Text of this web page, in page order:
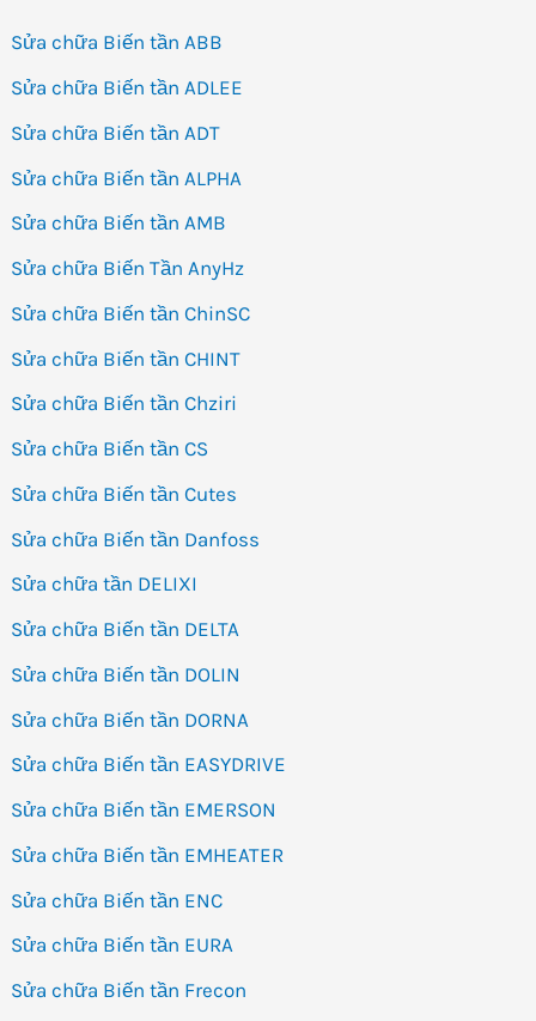
Sửa chữa Biến tần ABB
Sửa chữa Biến tần ADLEE
Sửa chữa Biến tần ADT
Sửa chữa Biến tần ALPHA
Sửa chữa Biến tần AMB
Sửa chữa Biến Tần AnyHz
Sửa chữa Biến tần ChinSC
Sửa chữa Biến tần CHINT
Sửa chữa Biến tần Chziri
Sửa chữa Biến tần CS
Sửa chữa Biến tần Cutes
Sửa chữa Biến tần Danfoss
Sửa chữa tần DELIXI
Sửa chữa Biến tần DELTA
Sửa chữa Biến tần DOLIN
Sửa chữa Biến tần DORNA
Sửa chữa Biến tần EASYDRIVE
Sửa chữa Biến tần EMERSON
Sửa chữa Biến tần EMHEATER
Sửa chữa Biến tần ENC
Sửa chữa Biến tần EURA
Sửa chữa Biến tần Frecon